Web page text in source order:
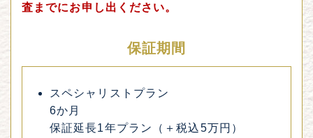
査までにお申し出ください。
保証期間
スペシャリストプラン
6か月
保証延長1年プラン（＋税込5万円）